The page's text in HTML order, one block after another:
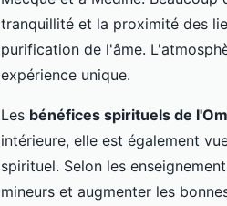
tranquillité et la proximité des
purification de l'âme.
expérience unique.
Les bénéfices spirituels de
intérieure, elle est également
spirituel. Selon les
mineurs et augmenter les